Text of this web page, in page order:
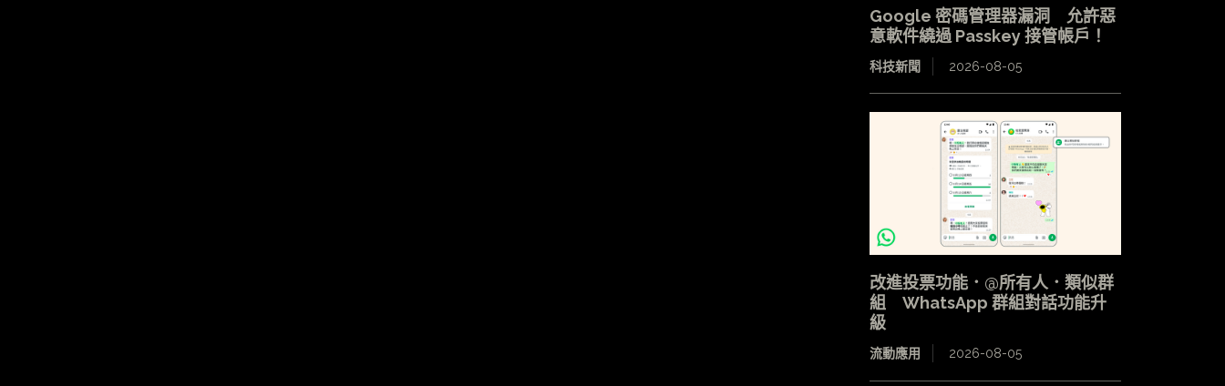
Google 密碼管理器漏洞 允許惡
意軟件繞過 Passkey 接管帳戶！
科技新聞 2026-08-05
改進投票功能．@所有人．類似群
組 WhatsApp 群組對話功能升
級
流動應用 2026-08-05